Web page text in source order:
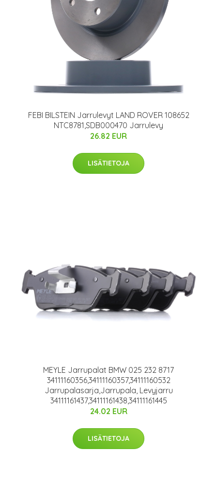
FEBI BILSTEIN Jarrulevyt LAND ROVER 108652
NTC8781,SDB000470 Jarrulevy
26.82 EUR
LISÄTIETOJA
MEYLE Jarrupalat BMW 025 232 8717
34111160356,34111160357,34111160532
Jarrupalasarja,Jarrupala, Levyjarru
34111161437,34111161438,34111161445
24.02 EUR
LISÄTIETOJA